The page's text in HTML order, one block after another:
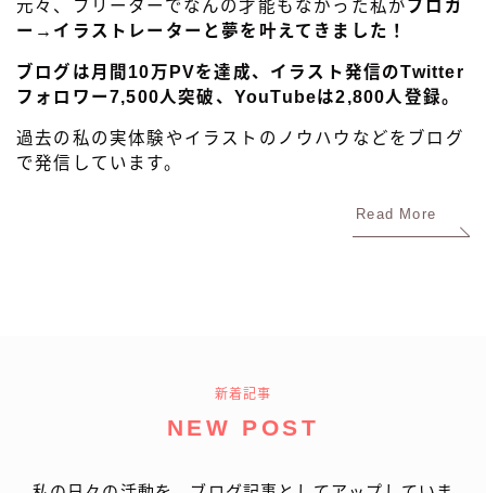
元々、フリーターでなんの才能もなかった私がブロガ
ー→イラストレーターと夢を叶えてきました！
ブログは月間10万PVを達成、イラスト発信のTwitter
フォロワー7,500人突破、YouTubeは2,800人登録。
過去の私の実体験やイラストのノウハウなどをブログ
で発信しています。
Read More
新着記事
NEW POST